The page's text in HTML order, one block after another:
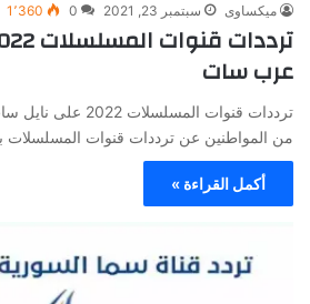
ميكساوى سبتمبر 23, 2021 0 1٬360
عرب سات
ترددات قنوات
من المواطنين عن ترددات قنوات المسلسلات
أكمل القراءة »